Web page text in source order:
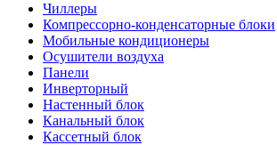
Чиллеры
Компрессорно-конденсаторные блоки
Мобильные кондиционеры
Осушители воздуха
Панели
Инверторный
Настенный блок
Канальный блок
Кассетный блок